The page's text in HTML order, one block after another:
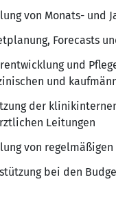
von Monats- und
Forecasts
und
und
der
Leitungen
von regelmäßigen
bei den